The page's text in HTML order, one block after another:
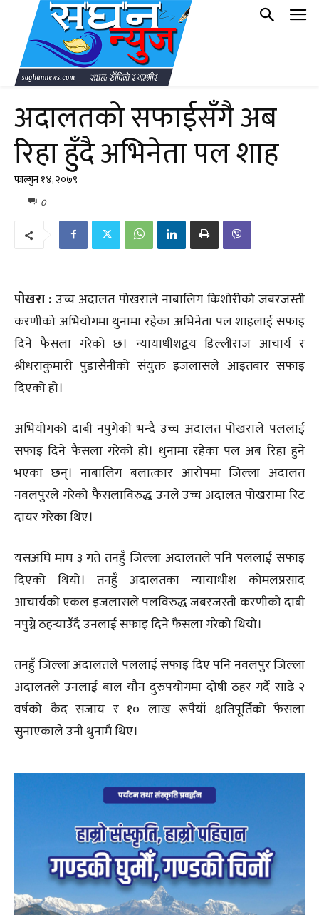
अदालतको सफाईसँगै अब
रिहा हुँदै अभिनेता पल शाह
फाल्गुन १४, २०७९
0
पोखरा : उच्च अदालत पोखराले नाबालिग किशोरीको जबरजस्ती
करणीको अभियोगमा थुनामा रहेका अभिनेता पल शाहलाई सफाइ
दिने फैसला गरेको छ। न्यायाधीशद्वय डिल्लीराज आचार्य र
श्रीधराकुमारी पुडासैनीको संयुक्त इजलासले आइतबार सफाइ
दिएको हो।
अभियोगको दाबी नपुगेको भन्दै उच्च अदालत पोखराले पललाई
सफाइ दिने फैसला गरेको हो। थुनामा रहेका पल अब रिहा हुने
भएका छन्। नाबालिग बलात्कार आरोपमा जिल्ला अदालत
नवलपुरले गरेको फैसलाविरुद्ध उनले उच्च अदालत पोखरामा रिट
दायर गरेका थिए।
यसअघि माघ ३ गते तनहुँ जिल्ला अदालतले पनि पललाई सफाइ
दिएको थियो। तनहुँ अदालतका न्यायाधीश कोमलप्रसाद
आचार्यको एकल इजलासले पलविरुद्ध जबरजस्ती करणीको दाबी
नपुग्ने ठहर्‍याउँदै उनलाई सफाइ दिने फैसला गरेको थियो।
तनहुँ जिल्ला अदालतले पललाई सफाइ दिए पनि नवलपुर जिल्ला
अदालतले उनलाई बाल यौन दुरुपयोगमा दोषी ठहर गर्दै साढे २
वर्षको कैद सजाय र १० लाख रूपैयाँ क्षतिपूर्तिको फैसला
सुनाएकाले उनी थुनामै थिए।